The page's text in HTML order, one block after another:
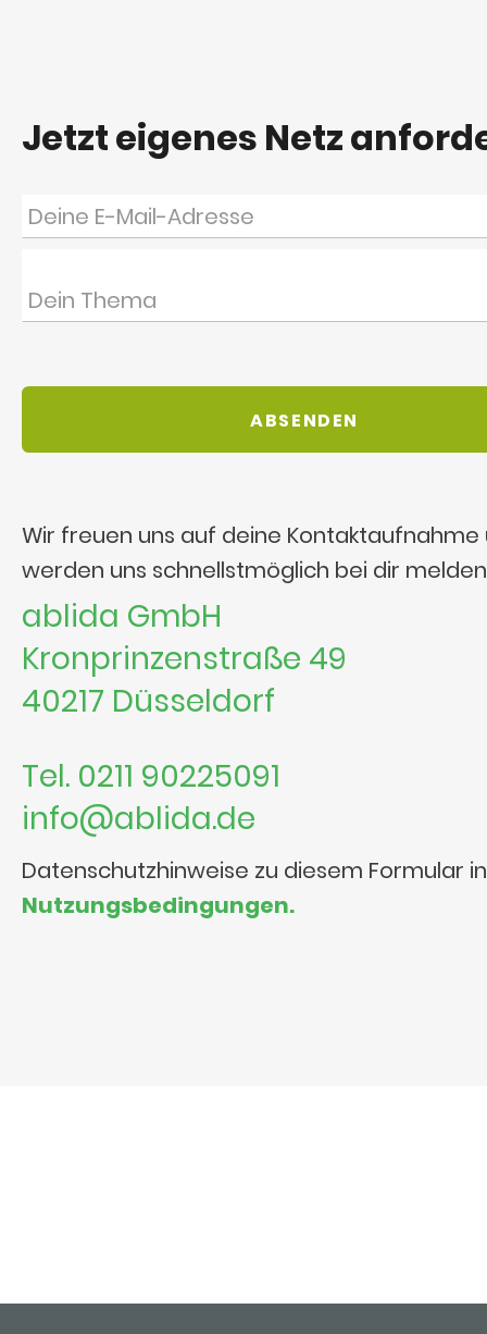
Jetzt eigenes Netz
Wir freuen uns auf deine Kontaktaufnahme
werden uns schnellstmöglich bei dir
ablida GmbH
Kronprinzenstraße 49
40217 Düsseldorf
Tel. 0211 90225091
info@ablida.de
Datenschutzhinweise zu diesem Formular
Nutzungsbedingungen.